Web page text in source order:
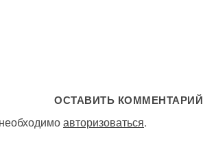
ОСТАВИТЬ КОММЕНТАРИЙ
авторизоваться.